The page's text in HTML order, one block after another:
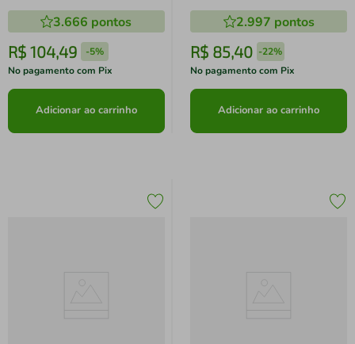
3.666 pontos
R$ 104,49 -5%
No pagamento com Pix
Adicionar ao carrinho
2.997 pontos
R$ 85,40 -22%
No pagamento com Pix
Adicionar ao carrinho